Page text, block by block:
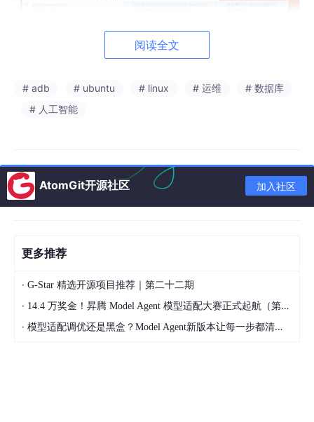
接管，如下图所示。
通过组合键【Ctrl+Alt+T】打开终端，最后在终端输入“adb shel
l”，出现如下图所示的情况，则说明已成功以root用户的身份进入
开发板后台环境。
adb shell
阅读全文
# adb # ubuntu # linux # 运维
# 数据库
# 人工智能
AtomGit开源社区 加入社区
更多推荐
· G-Star 精选开源项目推荐｜第二十二期
· 14.4 万奖金！昇腾 Model Agent 模型适配大赛正式起航（第二季）
· 模型适配调优还是黑盒？Model Agent新版本让每一步都清晰可见